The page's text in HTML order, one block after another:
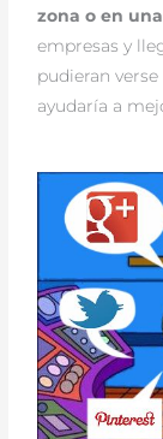
zona o en
empresas y
pudieran
ayudaría a